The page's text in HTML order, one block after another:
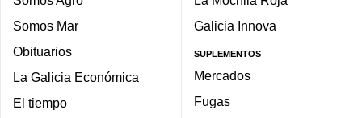
Somos Mar
Obituarios
La Galicia Económica
El tiempo
Galicia Innova
SUPLEMENTOS
Mercados
Fugas